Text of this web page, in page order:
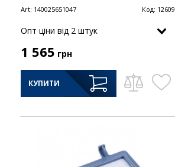
Art: 140025651047 Код: 12609
Опт цiни від 2 штук
1 565 грн
КУПИТИ